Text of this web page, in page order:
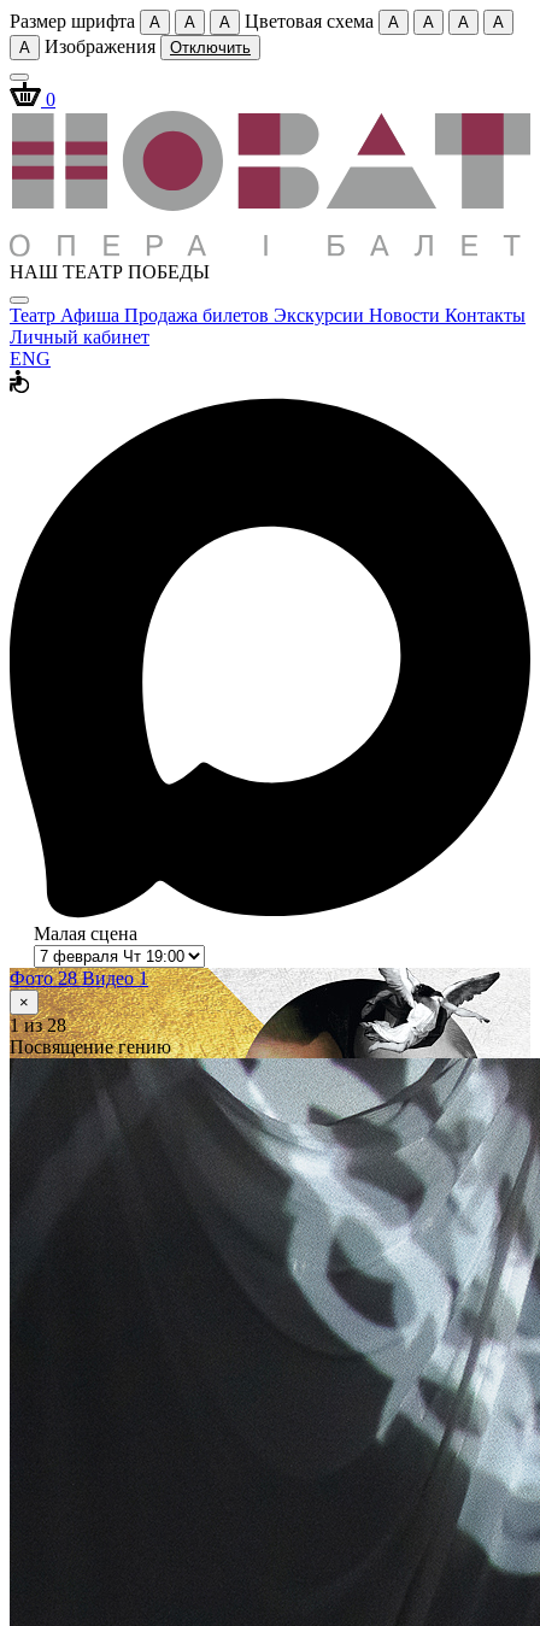
Размер шрифта A A A Цветовая схема A A A
A
A
Изображения Отключить
0
НАШ ТЕАТР ПОБЕДЫ
Театр Афиша Продажа билетов Экскурсии Новости Контакты
Личный кабинет
ENG
Малая сцена
Фото 28Видео 1
×
1из 28
Посвящение гению